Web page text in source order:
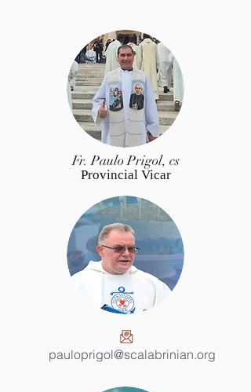
Fr. Paulo Prigol, cs
Provincial Vicar
pauloprigol@scalabrinian.org